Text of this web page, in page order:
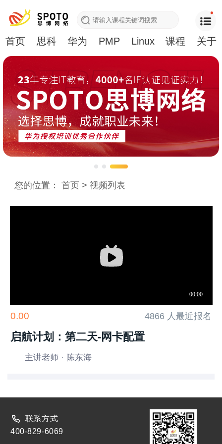
首页 思科 华为 PMP Linux 课程 关于
您的位置：首页 >视频列表
0.00 4866 人最近报名
启航计划：第二天-网卡配置
主讲老师 · 陈东海
联系方式
400-829-6069